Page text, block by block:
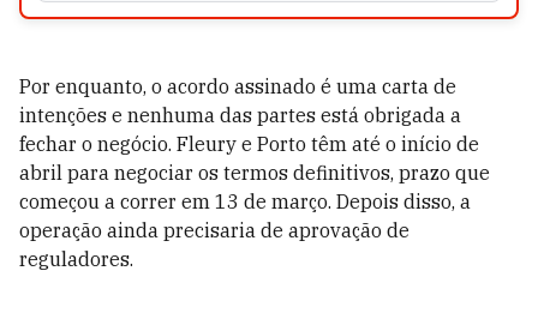
Por enquanto, o acordo assinado é uma carta de
intenções e nenhuma das partes está obrigada a
fechar o negócio. Fleury e Porto têm até o início de
abril para negociar os termos definitivos, prazo que
começou a correr em 13 de março. Depois disso, a
operação ainda precisaria de aprovação de
reguladores.